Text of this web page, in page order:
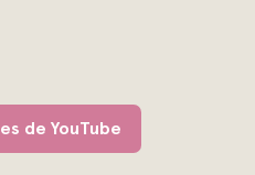
de YouTube